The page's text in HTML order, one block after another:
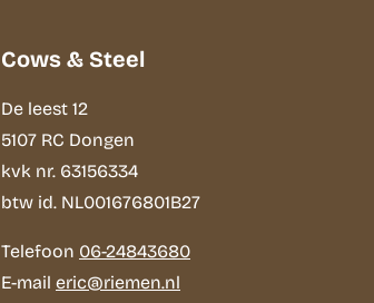
Cows & Steel
De leest 12
5107 RC Dongen
kvk nr. 63156334
btw id. NL001676801B27
Telefoon 06-24843680
E-mail eric@riemen.nl